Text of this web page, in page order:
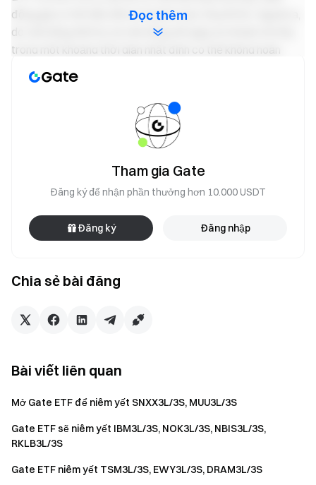
động giá có thể dẫn đến lợi nhuận hoặc thua lỗ lớn. Ngoài ra,
do cân bằng định kỳ và cân bằng nội ngày, lợi nhuận tích lũy
trong một khoảng thời gian nhất định có thể không hoàn
thiết kế cho giao dịch ngắn hạn và không phù hợp để nắm
giữ lâu dài. Vui lòng đảm bảo bạn đã hiểu rõ các rủi ro liên
Ngày 27 tháng 3 năm 2026
nhanh chóng và dễ dàng
Đăng kývà nhận phần thưởng chào mừng lên tới $10,000
Truy cập trang web chính thức của Gate
Theo dõi chúng tôi trên X (Twitter)để nhận thêm tiền
thưởng
Tham gia cộng đồng Telegram của chúng tôi
Tương tác với cộng đồng toàn cầu của chúng tôi để biết
Đọc thêm
Chia sẻ bài đăng
Tham gia Gate
Đăng ký để nhận phần thưởng hơn 10.000 USDT
Đăng ký Đăng nhập
Bài viết liên quan
Mở Gate ETF để niêm yết SNXX3L/3S, MUU3L/3S
Gate ETF sẽ niêm yết IBM3L/3S, NOK3L/3S, NBIS3L/3S,
RKLB3L/3S
Gate ETF niêm yết TSM3L/3S, EWY3L/3S, DRAM3L/3S